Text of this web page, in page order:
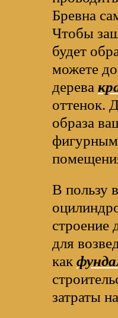
Бревна
Чтобы
будет
можете
дерева
оттенок.
образа
В пользу
строение
для
как
затраты